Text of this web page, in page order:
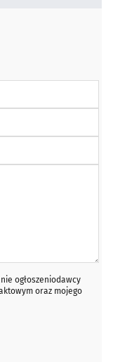
ogłoszeniodawcy
oraz mojego